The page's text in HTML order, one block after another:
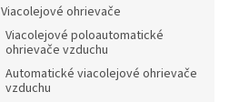
Viacolejové ohrievače
Viacolejové poloautomatické
ohrievače vzduchu
Automatické viacolejové ohrievače
vzduchu